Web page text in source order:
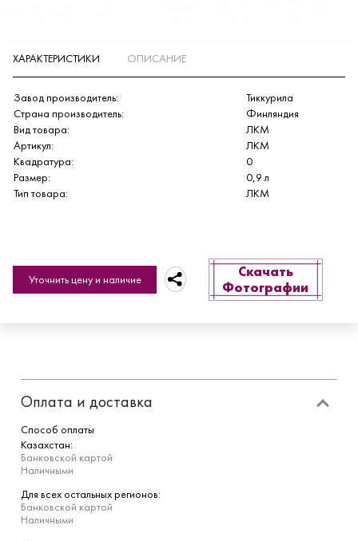
ХАРАКТЕРИСТИКИ ОПИСАНИЕ
Завод производитель:
Тиккурила
Страна производитель:
Финляндия
Вид товара:
ЛКМ
Артикул:
ЛКМ
Квадратура:
0
Размер:
0,9 л
Тип товара:
ЛКМ
Уточнить цену и наличие
Скачать
Фотографии
Оплата и доставка
Способ оплаты
Казахстан:
Банковской картой
Наличными
Для всех остальных регионов:
Банковской картой
Наличными